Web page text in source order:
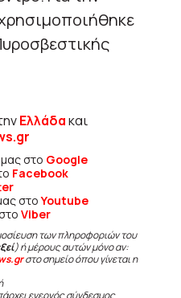
Ελλάδακαι
μας στο Google
Facebook
στοYoutube
Viber
των πληροφοριών του
) ή μέρους αυτών μόνο αν:
στο σημείο όπου γίνεται η
ενεργός σύνδεσμος